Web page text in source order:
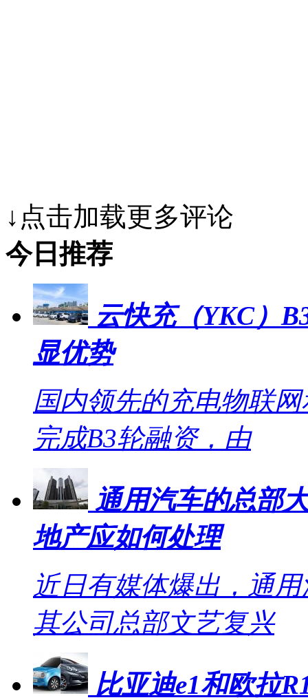
↓点击加载更多评论
今日推荐
云快充（YKC）
显优势
国内领先的充电物联
完成B3轮融资，由
通用汽车的总部
地产应如何处理
近日有媒体爆出，通
其公司总部文艺复兴
比亚迪e1和欧拉